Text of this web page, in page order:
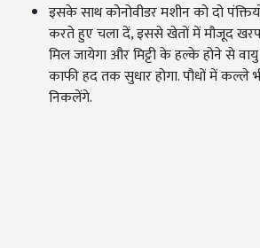
इसके साथ कोनोवीडर मशीन को दो
करते हुए चला दें, इससे खेतों में मौजूद
मिल जायेगा और मिट्टी के हल्के होने से
काफी हद तक सुधार होगा. पौधों में कल्ले
निकलेंगे.